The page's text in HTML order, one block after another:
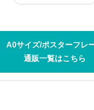
A0サイズ/ポスターフレ
通販一覧はこちら